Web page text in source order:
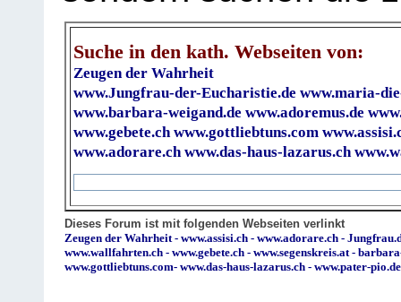
Suche in den kath. Webseiten von:
Zeugen der Wahrheit
www.Jungfrau-der-Eucharistie.de www.maria-
www.barbara-weigand.de www.adoremus.de
www.gebete.ch www.gottliebtuns.com
www.adorare.ch www.das-haus-lazarus.ch
Dieses Forum ist mit folgenden Webseiten verlinkt
Zeugen der Wahrheit - www.assisi.ch - www.adorare.ch -
www.wallfahrten.ch - www.gebete.ch - www.segenskreis.at -
www.gottliebtuns.com- www.das-haus-lazarus.ch - www.pater-pio.de